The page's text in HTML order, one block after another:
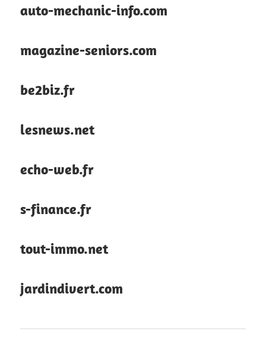
auto-mechanic-info.com
magazine-seniors.com
be2biz.fr
lesnews.net
echo-web.fr
s-finance.fr
tout-immo.net
jardindivert.com